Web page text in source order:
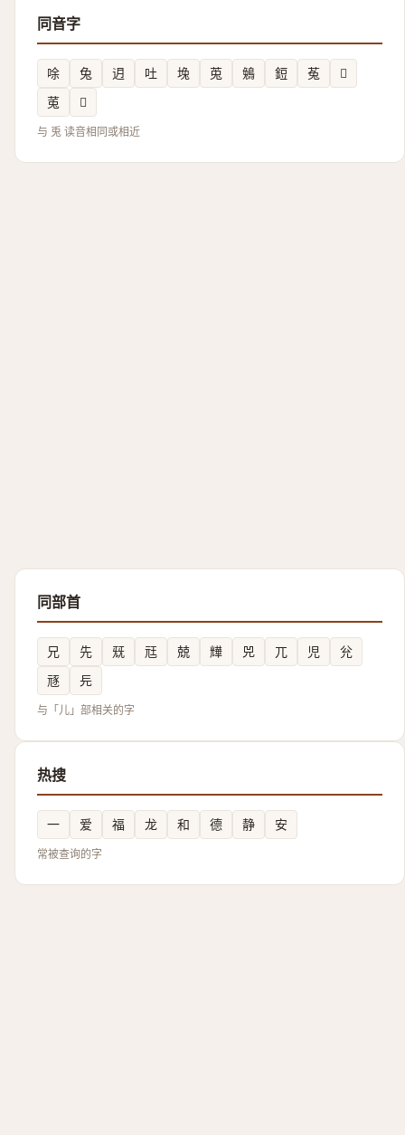
同音字
唋 兔 迌 吐 堍 莵 鵵 鋀 菟
𢯂
𫟏
𩸃
与 兎 读音相同或相近
同部首
兄 先 兓 㒬 兢 㒯 兕 兀 児
兊
㒮
㒫
与「儿」部相关的字
热搜
一 爱 福 龙 和 德 静 安
常被查询的字